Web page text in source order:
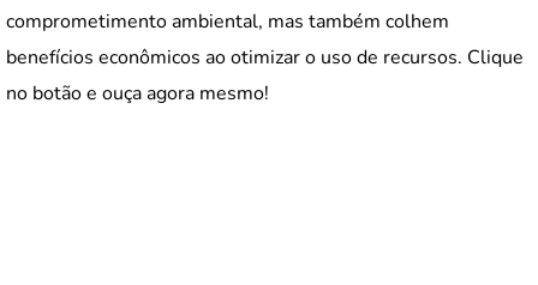
comprometimento ambiental, mas também colhem
benefícios econômicos ao otimizar o uso de recursos. Clique
no botão e ouça agora mesmo!